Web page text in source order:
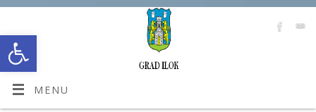
Open toolbar
MENU